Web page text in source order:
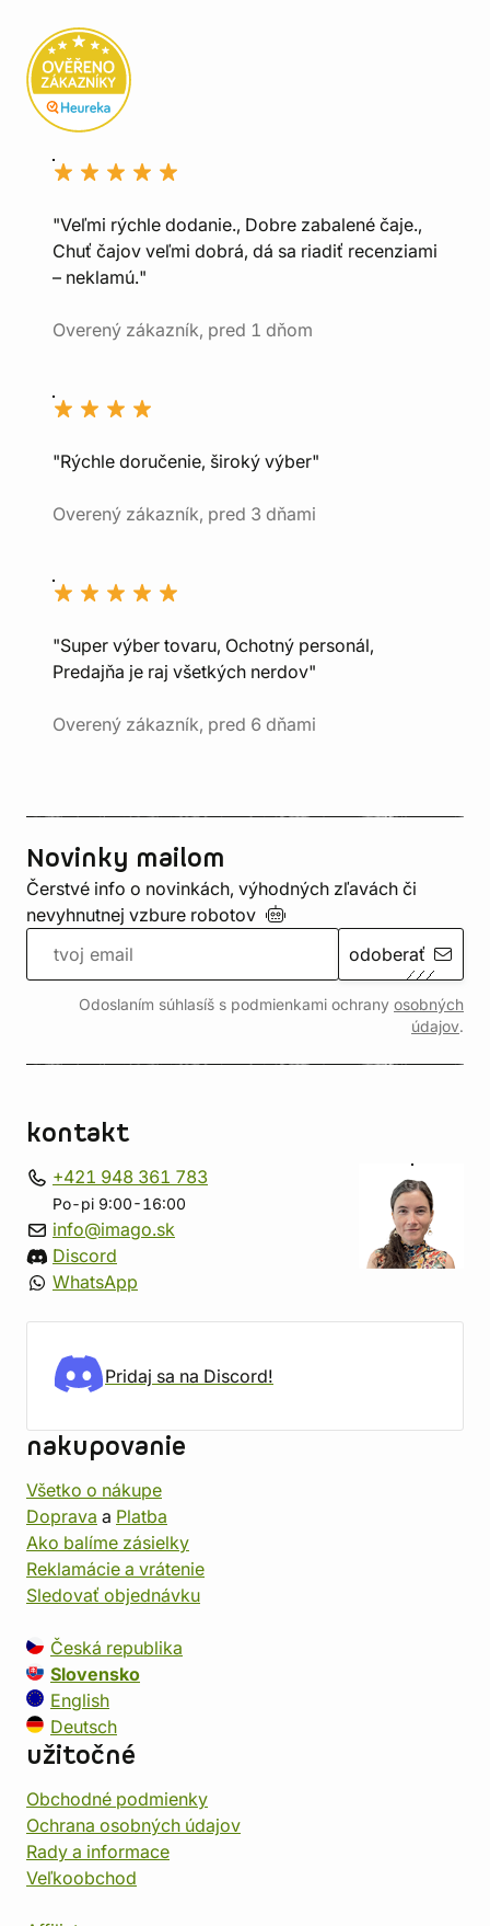
"Veľmi rýchle dodanie., Dobre zabalené čaje.,
Chuť čajov veľmi dobrá, dá sa riadiť recenziami
– neklamú."
Overený zákazník, pred 1 dňom
"Rýchle doručenie, široký výber"
Overený zákazník, pred 3 dňami
"Super výber tovaru, Ochotný personál,
Predajňa je raj všetkých nerdov"
Overený zákazník, pred 6 dňami
Novinky mailom
Čerstvé info o novinkách, výhodných zľavách či
nevyhnutnej vzbure robotov
odoberať
Odoslaním súhlasíš s podmienkami ochrany osobných
údajov.
kontakt
+421 948 361 783
Po-pi 9:00-16:00
info@imago.sk
Discord
WhatsApp
Pridaj sa na Discord!
nakupovanie
Všetko o nákupe
Doprava a Platba
Ako balíme zásielky
Reklamácie a vrátenie
Sledovať objednávku
Česká republika
Slovensko
English
Deutsch
užitočné
Obchodné podmienky
Ochrana osobných údajov
Rady a informace
Veľkoobchod